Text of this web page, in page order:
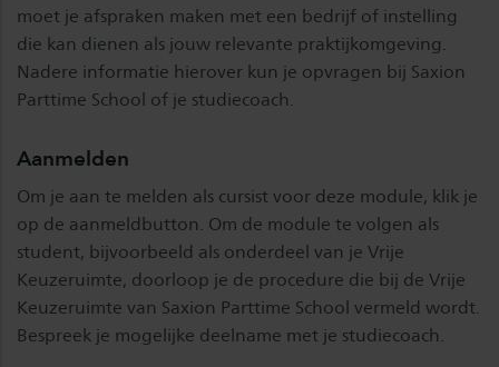
moet je afspraken maken met een bedrijf of instelling
die kan dienen als jouw relevante praktijkomgeving.
Nadere informatie hierover kun je opvragen bij Saxion
Parttime School of je studiecoach.
Aanmelden
Om je aan te melden als cursist voor deze module, klik je
op de aanmeldbutton. Om de module te volgen als
student, bijvoorbeeld als onderdeel van je Vrije
Keuzeruimte, doorloop je de procedure die bij de Vrije
Keuzeruimte van Saxion Parttime School vermeld wordt.
Bespreek je mogelijke deelname met je studiecoach.